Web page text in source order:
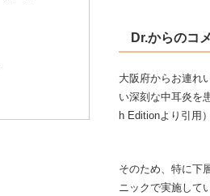
Dr.からのコ
大阪府からお連れ
い深刻な中耳炎を
h Editionより引用
そのため、特に下
ニックで実施して